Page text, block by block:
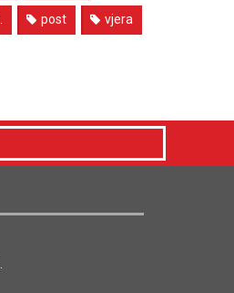
post vjera